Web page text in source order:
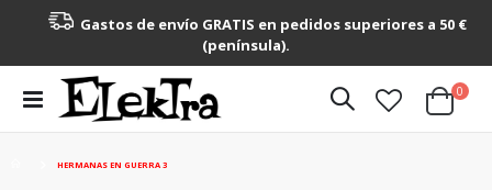
Gastos de envío GRATIS en pedidos superiores a 50 €
(península).
Toggle
Nav
Cart
0
HERMANAS EN GUERRA 3